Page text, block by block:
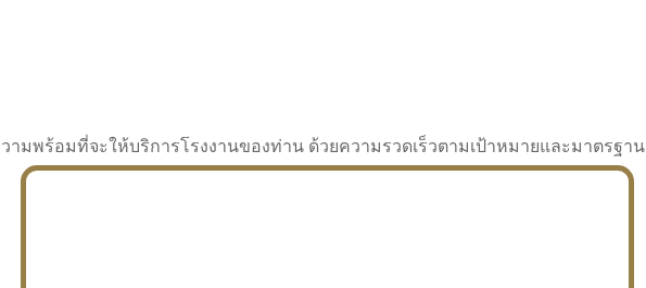
มพร้อมที่จะให้บริการโรงงานของท่าน ด้วยความรวดเร็วตามเป้าหมายและมาตรฐาน